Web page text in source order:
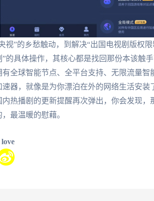
视”的乡愁触动，到解决“出国电视剧版权
”的具体操作，其核心都是找回那份本该触
有全球智能节点、全平台支持、无限流量
速器，就像是为你漂泊在外的网络生活安
内热播剧的更新提醒再次弹出，你会发现
最温暖的慰藉。